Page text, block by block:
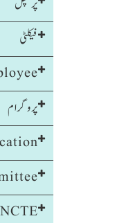
پرنسپل
فیکلٹی
پروگرام
NCTE